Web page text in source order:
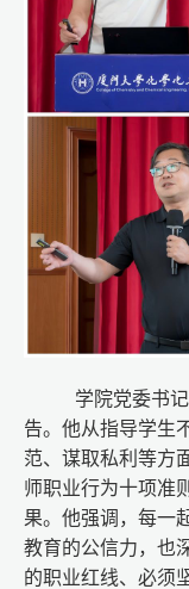
学院党委书
告。他从指导学生
范、谋取私利等方
师职业行为十项准
果。他强调，每一
教育的公信力，也
的职业红线、必须